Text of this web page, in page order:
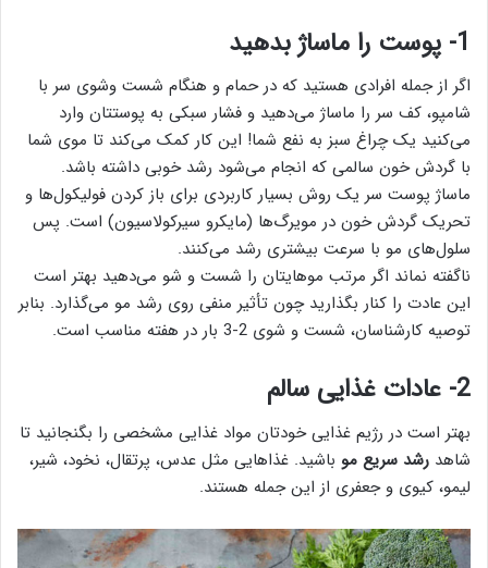
1- پوست را ماساژ بدهید
اگر از جمله افرادی هستید که در حمام و هنگام شست وشوی سر با
شامپو، کف سر را ماساژ می‌دهید و فشار سبکی به پوستتان وارد
می‌کنید یک چراغ سبز به نفع شما! این کار کمک می‌کند تا موی شما
با گردش خون سالمی که انجام می‌شود رشد خوبی داشته باشد.
ماساژ پوست سر یک روش بسیار کاربردی برای باز کردن فولیکول‌ها و
تحریک گردش خون در مویرگ‌ها (مایکرو سیرکولاسیون) است. پس
سلول‌های مو با سرعت بیشتری رشد می‌کنند.
ناگفته نماند اگر مرتب موهایتان را شست و شو می‌دهید بهتر است
این عادت را کنار بگذارید چون تأثیر منفی روی رشد مو می‌گذارد. بنابر
توصیه کارشناسان، شست و شوی 2-3 بار در هفته مناسب است.
2- عادات غذایی سالم
بهتر است در رژیم غذایی خودتان مواد غذایی مشخصی را بگنجانید تا
شاهد رشد سریع مو باشید. غذاهایی مثل عدس، پرتقال، نخود، شیر،
لیمو، کیوی و جعفری از این جمله هستند.